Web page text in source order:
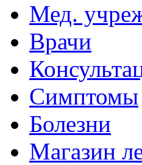
Мед.
Врачи
Симптомы
Болезни
Магазин